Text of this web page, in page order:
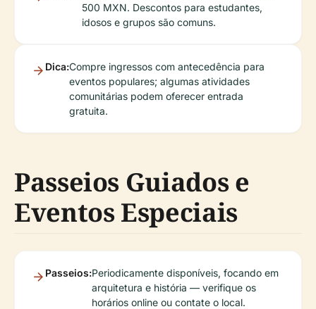
500 MXN. Descontos para estudantes,
idosos e grupos são comuns.
Dica:Compre ingressos com antecedência para
eventos populares; algumas atividades
comunitárias podem oferecer entrada
gratuita.
Passeios Guiados e
Eventos Especiais
Passeios:Periodicamente disponíveis, focando em
arquitetura e história — verifique os
horários online ou contate o local.